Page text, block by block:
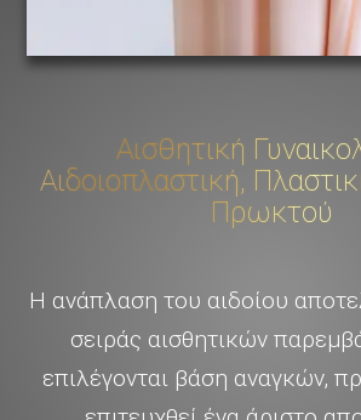
Αισθητική
Αιδοιοπλαστική,
Πρωκτού
Η ανάπλαση του αιδοίου
σειράς αισθητικών
επιλέγονται βάση αναγκών,